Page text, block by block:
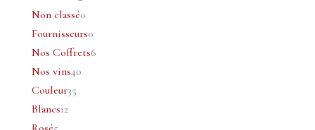
Non classé00
produit
Fournisseurs00
produit
Nos Coffrets66
Nos vins4040
Couleur3535
Blancs1212
5